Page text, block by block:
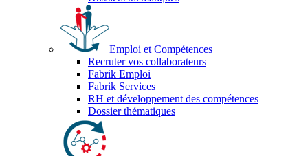
Emploi et Compétences
Recruter vos collaborateurs
Fabrik Emploi
Fabrik Services
RH et développement des compétences
Dossier thématiques